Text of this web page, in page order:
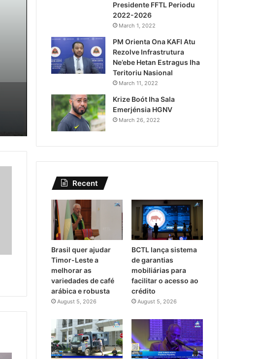
Lei Siberseguransa Ajuda
Kaptura Autór Kriminozu
Estranjeiru
Presidente FFTL Periodu
2022-2026
March 1, 2022
PM Orienta Ona KAFI Atu
Rezolve Infrastrutura
Ne’ebe Hetan Estragus Iha
Teritoriu Nasional
March 11, 2022
Krize Boót Iha Sala
Emerjénsia HGNV
March 26, 2022
Recent
Brasil quer ajudar
Timor-Leste a
melhorar as
variedades de café
arábica e robusta
August 5, 2026
BCTL lança sistema
de garantias
mobiliárias para
facilitar o acesso ao
crédito
August 5, 2026